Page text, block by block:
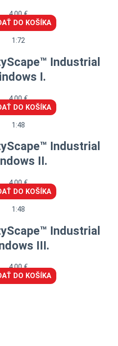
4,00€
DO KOŠÍKA
1:72
Industrial
I.
4,00€
DO KOŠÍKA
1:48
Industrial
II.
4,00€
DO KOŠÍKA
1:48
Industrial
III.
4,00€
DO KOŠÍKA